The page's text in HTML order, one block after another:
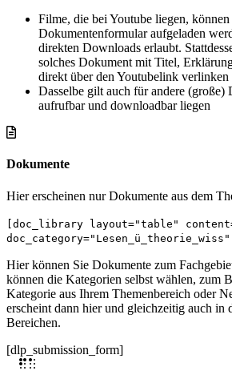
Filme, die bei Youtube liegen,
Dokumentenformular aufgeladen
direkten Downloads erlaubt.
solches Dokument mit Titel,
direkt über den Youtubelink verlinken
Dasselbe gilt auch für andere (große)
aufrufbar und downloadbar liegen
Dokumente
Hier erscheinen nur Dokumente aus dem
[doc_library layout="table"
Hier können Sie Dokumente zum
können die Kategorien selbst wählen, zum
Kategorie aus Ihrem Themenbereich oder
erscheint dann hier und gleichzeitig auch in
Bereichen.
[dlp_submission_form]